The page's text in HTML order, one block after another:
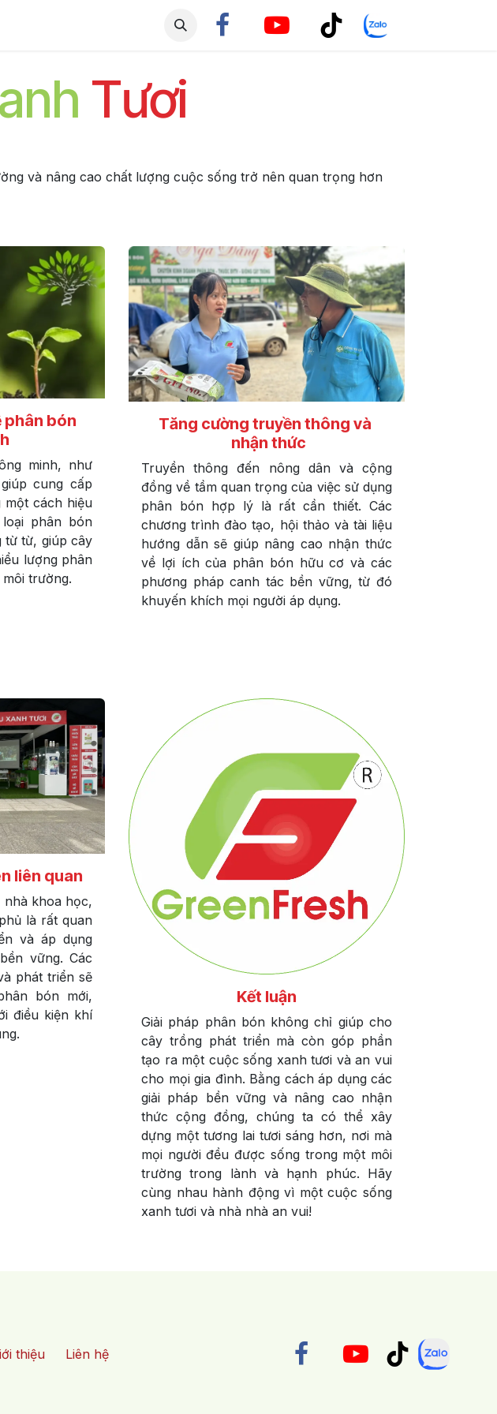
Tươi
và nâng cao chất lượng cuộc sống trở nên quan trọng hơn
phân bón
minh, như
cung cấp
cách hiệu
phân bón
từ từ, giúp cây
lượng phân
trường.
Tăng cường truyền thông và
nhận thức
Truyền thông đến nông dân và cộng
đồng về tầm quan trọng của việc sử dụng
phân bón hợp lý là rất cần thiết. Các
chương trình đào tạo, hội thảo và tài liệu
hướng dẫn sẽ giúp nâng cao nhận thức
về lợi ích của phân bón hữu cơ và các
phương pháp canh tác bền vững, từ đó
khuyến khích mọi người áp dụng.
liên quan
nhà khoa học,
là rất quan
và áp dụng
vững. Các
phát triển sẽ
bón mới,
điều kiện khí
Kết luận
Giải pháp phân bón không chỉ giúp cho
cây trồng phát triển mà còn góp phần
tạo ra một cuộc sống xanh tươi và an vui
cho mọi gia đình. Bằng cách áp dụng các
giải pháp bền vững và nâng cao nhận
thức cộng đồng, chúng ta có thể xây
dựng một tương lai tươi sáng hơn, nơi mà
mọi người đều được sống trong một môi
trường trong lành và hạnh phúc. Hãy
cùng nhau hành động vì một cuộc sống
xanh tươi và nhà nhà an vui!
thiệu Liên hệ